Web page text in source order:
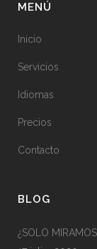
MENÚ
Inicio
Servicios
Idiomas
Precios
Contacto
BLOG
¿SOLO